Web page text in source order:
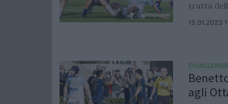
tratta
15.01.2023
agli